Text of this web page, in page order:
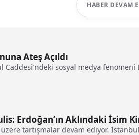
HABER DEVAM
Ateş Açıldı
Caddesi'ndeki sosyal medya
Erdoğan’ın Aklındaki İsim
tartışmalar devam ediyor.